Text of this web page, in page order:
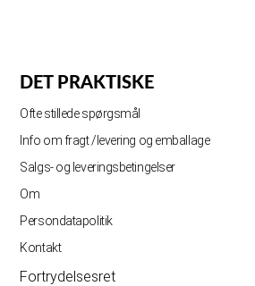
DET PRAKTISKE
Ofte stillede spørgsmål
Info om fragt /levering og emballage
Salgs- og leveringsbetingelser
Om
Persondatapolitik
Kontakt
Fortrydelsesret